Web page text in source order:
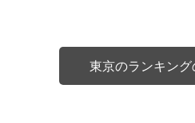
東京のランキン